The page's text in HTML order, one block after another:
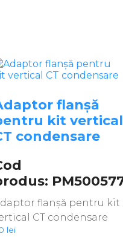
flanșă
kit vertical
condensare
flanșă pentru kit
CT condensare
lei